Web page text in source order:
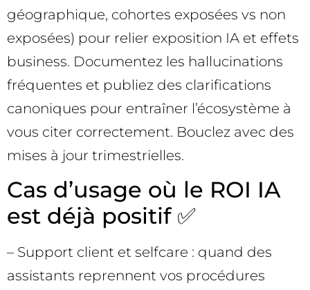
géographique, cohortes exposées vs non
exposées) pour relier exposition IA et effets
business. Documentez les hallucinations
fréquentes et publiez des clarifications
canoniques pour entraîner l’écosystème à
vous citer correctement. Bouclez avec des
mises à jour trimestrielles.
Cas d’usage où le ROI IA
est déjà positif ✅
– Support client et selfcare : quand des
assistants reprennent vos procédures